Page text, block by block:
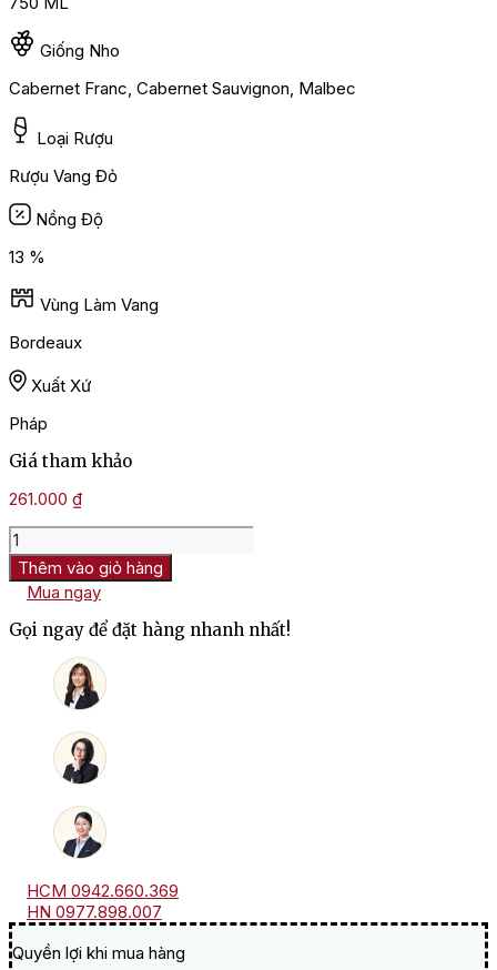
Giống Nho
Cabernet Franc, Cabernet Sauvignon, Malbec
Loại Rượu
Rượu Vang Đỏ
Nồng Độ
13 %
Vùng Làm Vang
Bordeaux
Xuất Xứ
Pháp
Giá tham khảo
261.000 ₫
Rượu
Vang
Pháp
Chateau
Clos
Moulin
Bordeaux
Thêm vào giỏ hàng
Mua ngay
Gọi ngay để đặt hàng nhanh nhất!
HCM 0942.660.369
HN 0977.898.007
Quyền lợi khi mua hàng